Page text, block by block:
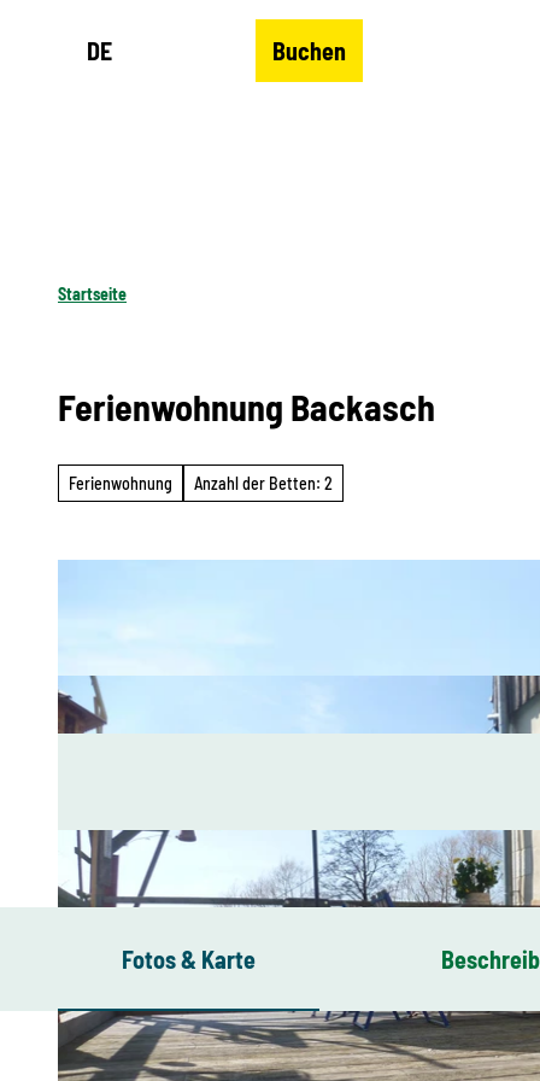
DE Buchen
Startseite
Ferienwohnung Backasch
Ferienwohnung Anzahl der Betten: 2
Fotos & Karte